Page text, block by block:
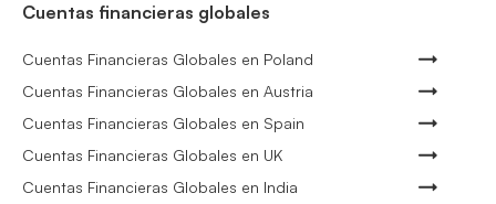
Cuentas financieras globales
Cuentas Financieras Globales en Poland
Cuentas Financieras Globales en Austria
Cuentas Financieras Globales en Spain
Cuentas Financieras Globales en UK
Cuentas Financieras Globales en India